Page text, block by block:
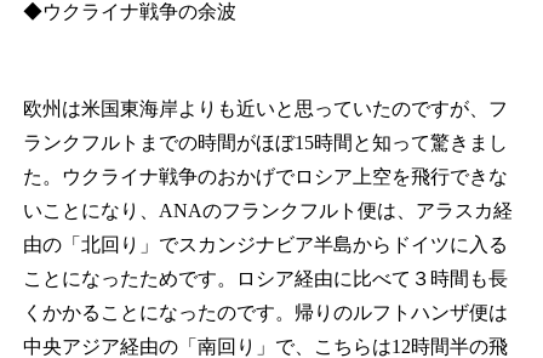
◆ウクライナ戦争の余波
欧州は米国東海岸よりも近いと思っていたのですが、フ
ランクフルトまでの時間がほぼ15時間と知って驚きまし
た。ウクライナ戦争のおかげでロシア上空を飛行できな
いことになり、ANAのフランクフルト便は、アラスカ経
由の「北回り」でスカンジナビア半島からドイツに入る
ことになったためです。ロシア経由に比べて３時間も長
くかかることになったのです。帰りのルフトハンザ便は
中央アジア経由の「南回り」で、こちらは12時間半の飛